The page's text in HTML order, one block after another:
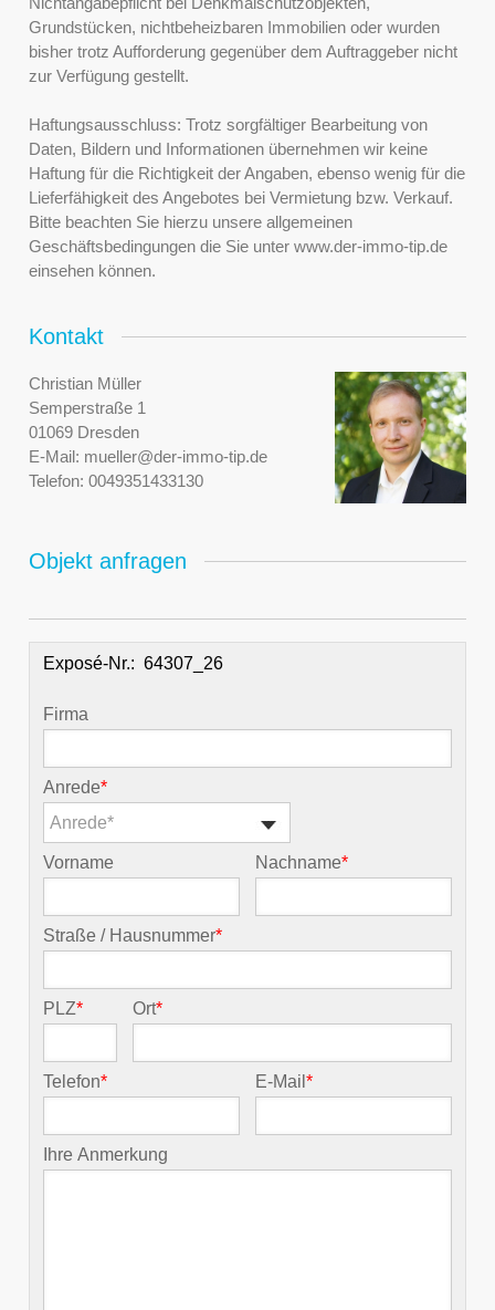
Grundstücken, nichtbeheizbaren Immobilien oder wurden
bisher trotz Aufforderung gegenüber dem Auftraggeber nicht
zur Verfügung gestellt.
Haftungsausschluss: Trotz sorgfältiger Bearbeitung von
Daten, Bildern und Informationen übernehmen wir keine
Haftung für die Richtigkeit der Angaben, ebenso wenig für die
Lieferfähigkeit des Angebotes bei Vermietung bzw. Verkauf.
Bitte beachten Sie hierzu unsere allgemeinen
Geschäftsbedingungen die Sie unter www.der-immo-tip.de
einsehen können.
Kontakt
Christian Müller
Semperstraße 1
01069 Dresden
E-Mail: mueller@der-immo-tip.de
Telefon: 0049351433130
Objekt anfragen
Exposé-Nr.:
Firma
Anrede*
Anrede*
Vorname Nachname*
Straße / Hausnummer*
PLZ* Ort*
Telefon* E-Mail*
Ihre Anmerkung